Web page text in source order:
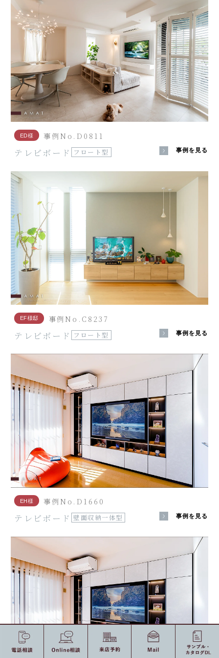
ED様 事例No.D0811
テレビボード フロート型 事例を見る
EF様邸 事例No.C8237
テレビボード フロート型 事例を見る
EH様 事例No.D1660
テレビボード 壁面収納一体型 事例を見る